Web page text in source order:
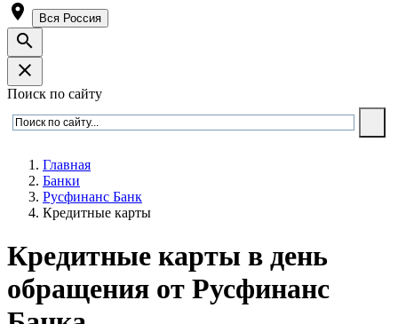
room Вся Россия
search
close
Поиск по сайту
Главная
Банки
Русфинанс Банк
Кредитные карты
Кредитные карты в день
обращения от Русфинанс